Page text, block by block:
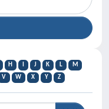
H J K L
M
V W X Y Z